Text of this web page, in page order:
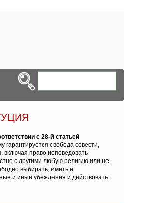
с 28-й статьей
гарантируется свобода совести,
включая право исповедовать
с другими любую религию или не
выбирать, иметь и
и иные убеждения и действовать